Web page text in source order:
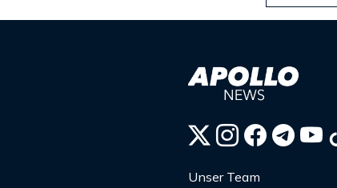
Unser Team